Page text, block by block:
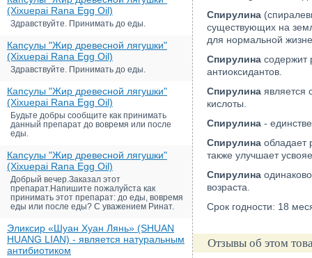
(Xixuepai Rana Egg Oil)
Здравствуйте. Принимать до еды.
Капсулы "Жир древесной лягушки"
(Xixuepai Rana Egg Oil)
Здравствуйте. Принимать до еды.
Капсулы "Жир древесной лягушки"
(Xixuepai Rana Egg Oil)
Будьте добры сообщите как принимать
данный препарат до вовремя или после
еды.
Капсулы "Жир древесной лягушки"
(Xixuepai Rana Egg Oil)
Добрый вечер.Заказал этот
препарат.Напишите пожалуйста как
принимать этот препарат: до еды, вовремя
еды или после еды? С уважением Ринат.
Эликсир «Шуан Хуан Лянь» (SHUAN
HUANG LIAN) - является натуральным
антибиотиком
Спирулина
существующих на
для нормальной
Спирулина содержит
антиоксидантов.
Спирулина является
кислоты.
Спирулина -
Спирулина обладает
также улучшает
Спирулина
возраста.
Срок годности: 18
Отзывы об этом